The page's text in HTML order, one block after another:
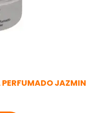
JAZMIN